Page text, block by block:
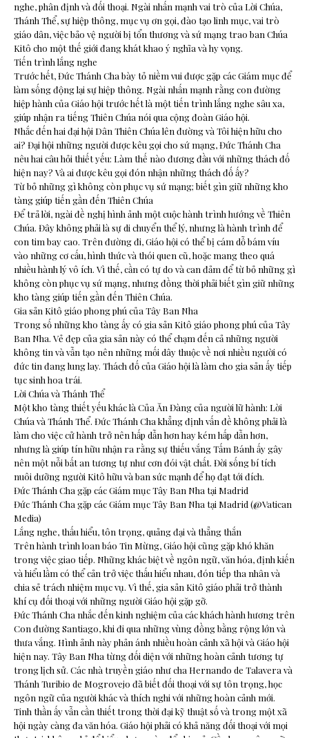
nghe, phân định và đối thoại. Ngài nhấn mạnh vai trò của Lời Chúa,
Thánh Thể, sự hiệp thông, mục vụ ơn gọi, đào tạo linh mục, vai trò
giáo dân, việc bảo vệ người bị tổn thương và sứ mạng trao ban Chúa
Kitô cho một thế giới đang khát khao ý nghĩa và hy vọng.
Tiến trình lắng nghe
Trước hết, Đức Thánh Cha bày tỏ niềm vui được gặp các Giám mục để
làm sống động lại sự hiệp thông. Ngài nhấn mạnh rằng con đường
hiệp hành của Giáo hội trước hết là một tiến trình lắng nghe sâu xa,
giúp nhận ra tiếng Thiên Chúa nói qua cộng đoàn Giáo hội.
Nhắc đến hai đại hội Dân Thiên Chúa lên đường và Tôi hiện hữu cho
ai? Đại hội những người được kêu gọi cho sứ mạng, Đức Thánh Cha
nêu hai câu hỏi thiết yếu: Làm thế nào đương đầu với những thách đố
hiện nay? Và ai được kêu gọi đón nhận những thách đố ấy?
Từ bỏ những gì không còn phục vụ sứ mạng; biết gìn giữ những kho
tàng giúp tiến gần đến Thiên Chúa
Để trả lời, ngài đề nghị hình ảnh một cuộc hành trình hướng về Thiên
Chúa. Đây không phải là sự di chuyển thể lý, nhưng là hành trình để
con tim bay cao. Trên đường đi, Giáo hội có thể bị cám dỗ bám víu
vào những cơ cấu, hình thức và thói quen cũ, hoặc mang theo quá
nhiều hành lý vô ích. Vì thế, cần có tự do và can đảm để từ bỏ những gì
không còn phục vụ sứ mạng, nhưng đồng thời phải biết gìn giữ những
kho tàng giúp tiến gần đến Thiên Chúa.
Gia sản Kitô giáo phong phú của Tây Ban Nha
Trong số những kho tàng ấy có gia sản Kitô giáo phong phú của Tây
Ban Nha. Vẻ đẹp của gia sản này có thể chạm đến cả những người
không tin và vẫn tạo nên những mối dây thuộc về nơi nhiều người có
đức tin đang lung lay. Thách đố của Giáo hội là làm cho gia sản ấy tiếp
tục sinh hoa trái.
Lời Chúa và Thánh Thể
Một kho tàng thiết yếu khác là Của Ăn Đàng của người lữ hành: Lời
Chúa và Thánh Thể. Đức Thánh Cha khẳng định vấn đề không phải là
làm cho việc cử hành trở nên hấp dẫn hơn hay kém hấp dẫn hơn,
nhưng là giúp tín hữu nhận ra rằng sự thiếu vắng Tấm Bánh ấy gây
nên một nỗi bất an tương tự như cơn đói vật chất. Đời sống bí tích
nuôi dưỡng người Kitô hữu và ban sức mạnh để họ đạt tới đích.
Đức Thánh Cha gặp các Giám mục Tây Ban Nha tại Madrid
Đức Thánh Cha gặp các Giám mục Tây Ban Nha tại Madrid (@Vatican
Media)
Lắng nghe, thấu hiểu, tôn trọng, quảng đại và thẳng thắn
Trên hành trình loan báo Tin Mừng, Giáo hội cũng gặp khó khăn
trong việc giao tiếp. Những khác biệt về ngôn ngữ, văn hóa, định kiến
và hiểu lầm có thể cản trở việc thấu hiểu nhau, đón tiếp tha nhân và
chia sẻ trách nhiệm mục vụ. Vì thế, gia sản Kitô giáo phải trở thành
khí cụ đối thoại với những người Giáo hội gặp gỡ.
Đức Thánh Cha nhắc đến kinh nghiệm của các khách hành hương trên
Con đường Santiago, khi đi qua những vùng đồng bằng rộng lớn và
thưa vắng. Hình ảnh này phản ánh nhiều hoàn cảnh xã hội và Giáo hội
hiện nay. Tây Ban Nha từng đối diện với những hoàn cảnh tương tự
trong lịch sử. Các nhà truyền giáo như cha Hernando de Talavera và
Thánh Turibio de Mogrovejo đã biết đối thoại với sự tôn trọng, học
ngôn ngữ của người khác và thích nghi với những hoàn cảnh mới.
Tinh thần ấy vẫn cần thiết trong thời đại kỹ thuật số và trong một xã
hội ngày càng đa văn hóa. Giáo hội phải có khả năng đối thoại với mọi